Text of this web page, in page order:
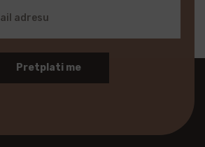
Pretplati me